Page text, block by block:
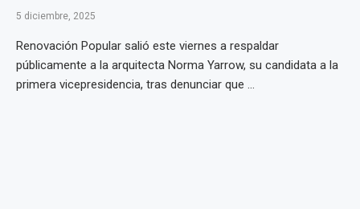
5 diciembre, 2025
Renovación Popular salió este viernes a respaldar
públicamente a la arquitecta Norma Yarrow, su candidata a la
primera vicepresidencia, tras denunciar que ...